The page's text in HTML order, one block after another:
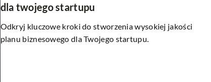
dla twojego startupu
Odkryj kluczowe kroki do stworzenia wysokiej jakości
planu biznesowego dla Twojego startupu.